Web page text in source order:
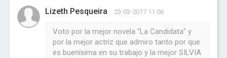
Lizeth Pesqueira 23-03-2017 11:06
Voto por la mejor novela "La Candidata" y
por la mejor actriz que admiro tanto por que
es buenísima en su trabajo y la mejor SILVIA